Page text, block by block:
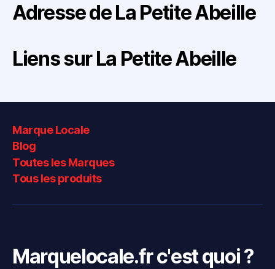
Adresse de La Petite Abeille
Liens sur La Petite Abeille
Marque Locale
Blog
Toutes les Marques
Tous les produits
Marquelocale.fr c'est quoi ?